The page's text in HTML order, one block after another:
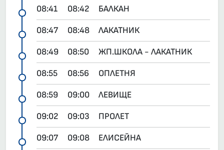
08:41 08:42 БАЛКАН
08:47 08:48 ЛАКАТНИК
08:49 08:50 ЖП.ШКОЛА - ЛАКАТНИК
08:55 08:56 ОПЛЕТНЯ
08:59 09:00 ЛЕВИЩЕ
09:02 09:03 ПРОЛЕТ
09:07 09:08 ЕЛИСЕЙНА